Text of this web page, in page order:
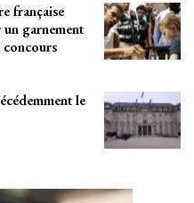
française
garnement
concours
le